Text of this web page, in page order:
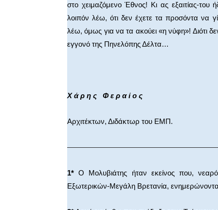
στο χειμαζόμενο Έθνος! Κι ας εξαιτίας-
λοιπόν λέω, ότι δεν έχετε τα προσόντα να
λέω, όμως για να τα ακούει «η νύφη»! Διότι
εγγονό της Πηνελόπης Δέλτα…
Χ ά ρ η ς Φ ε ρ α ί ο ς «Φ»
Αρχιτέκτων, Διδάκτωρ του ΕΜΠ.
1* Ο Μολυβιάτης ήταν εκείνος που,
Εξωτερικών-Μεγάλη Βρετανία,